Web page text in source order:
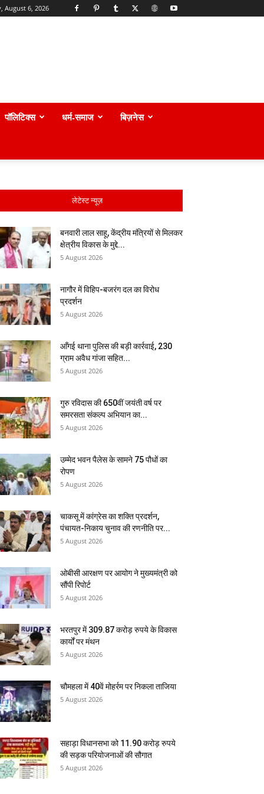
August 6, 2026
पॉलिटिक्स धर्म-समाज बिज़नेस
लेटेस्ट न्यूज़
बनवारी लाल साहू, केंद्रीय मंत्रियों से मिलकर
क्षेत्रीय विकास के मुद्दे...
5 August 2026
नागौर में विहिप-बजरंग दल का विरोध
प्रदर्शन
5 August 2026
आँगई थाना पुलिस की बड़ी कार्रवाई, 230
ग्राम अवैध गांजा सहित...
5 August 2026
गुरु रविदास की 650वीं जयंती वर्ष पर
समरसता संकल्प अभियान का...
5 August 2026
उम्मेद भवन पैलेस के सामने 75 पौधों का
रोपण
5 August 2026
चाकसू में कांग्रेस का शक्ति प्रदर्शन,
पंचायत-निकाय चुनाव की रणनीति पर...
5 August 2026
ओबीसी आरक्षण पर आयोग ने मुख्यमंत्री को
सौंपी रिपोर्ट
5 August 2026
भरतपुर में 309.87 करोड़ रुपये के विकास
कार्यों पर मंथन
5 August 2026
चौमहला में 40वें मोहर्रम पर निकला ताजिया
5 August 2026
सहाड़ा विधानसभा को 11.90 करोड़ रुपये
की सड़क परियोजनाओं की सौगात
5 August 2026